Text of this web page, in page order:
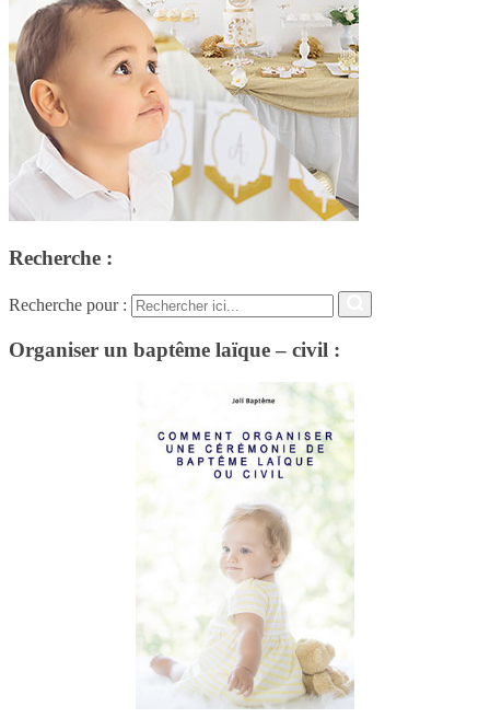
Recherche :
Recherche pour :
Organiser un baptême laïque – civil :